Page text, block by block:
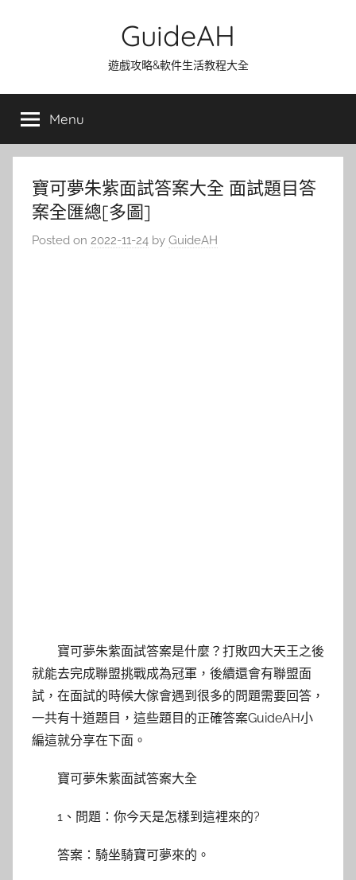
GuideAH
遊戲攻略&軟件生活教程大全
Menu
寶可夢朱紫面試答案大全 面試題目答
案全匯總[多圖]
Posted on 2022-11-24 by GuideAH
寶可夢朱紫面試答案是什麼？打敗四大天王之後
就能去完成聯盟挑戰成為冠軍，後續還會有聯盟面
試，在面試的時候大傢會遇到很多的問題需要回答，
一共有十道題目，這些題目的正確答案GuideAH小
編這就分享在下面。
寶可夢朱紫面試答案大全
1、問題：你今天是怎樣到這裡來的?
答案：騎坐騎寶可夢來的。